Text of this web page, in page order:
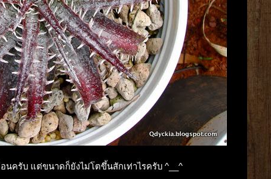
ครับ แต่ขนาดก็ยังไม่โตขึ้นสักเท่าไรครับ ^__^